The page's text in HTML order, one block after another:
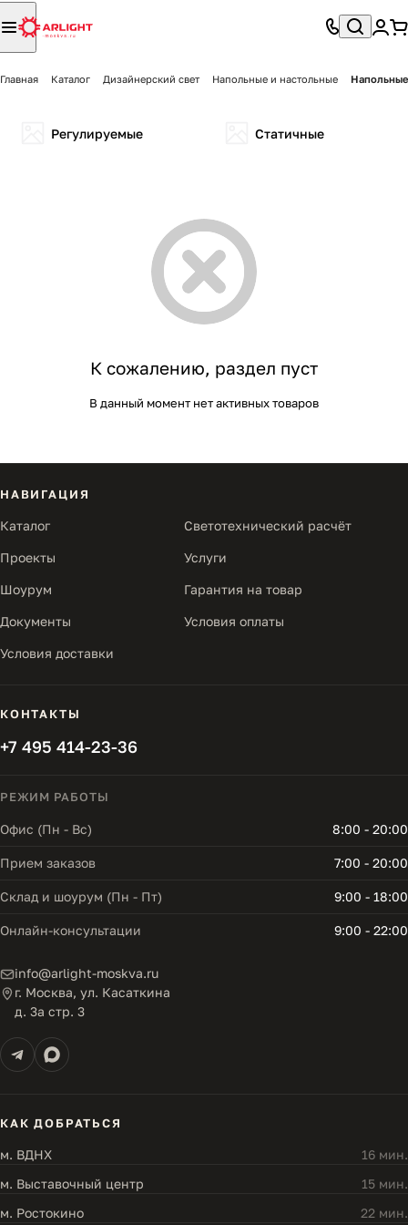
Главная Каталог Дизайнерский свет Напольные и настольные
Регулируемые Статичные
К сожалению, раздел пуст
В данный момент нет активных товаров
НАВИГАЦИЯ
Каталог Светотехнический расчёт
Проекты Услуги
Шоурум Гарантия на товар
Документы Условия оплаты
Условия доставки
КОНТАКТЫ
+7 495 414-23-36
РЕЖИМ РАБОТЫ
Офис (Пн - Вс) 8:00 - 20:00
Прием заказов 7:00 - 20:00
Склад и шоурум (Пн - Пт) 9:00 - 18:00
Онлайн-консультации 9:00 - 22:00
info@arlight-moskva.ru
г. Москва, ул. Касаткина
д. 3а стр. 3
КАК ДОБРАТЬСЯ
м. ВДНХ
16 мин.
м. Выставочный центр
15 мин.
м. Ростокино
22 мин.